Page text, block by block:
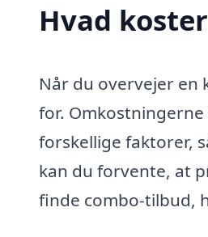
Hvad
Når du overvejer en
for.
forskellige faktorer,
kan du forvente, at
finde combo-tilbud,